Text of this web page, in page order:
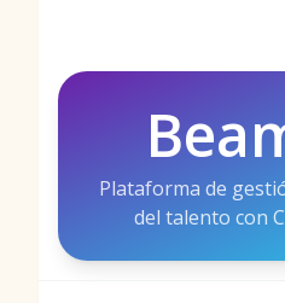
Plataforma de
del talento con